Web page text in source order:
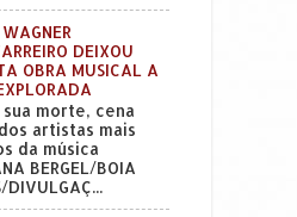
DEIXOU
OBRA MUSICAL A
sua morte, cena
artistas mais
da música
BERGEL/BOIA
DIVULGAÇ...